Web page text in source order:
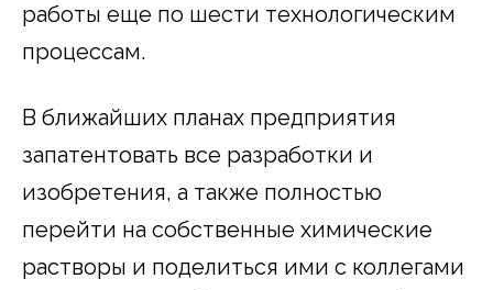
работы еще по шести технологическим
процессам.
В ближайших планах предприятия
запатентовать все разработки и
изобретения, а также полностью
перейти на собственные химические
растворы и поделиться ими с коллегами